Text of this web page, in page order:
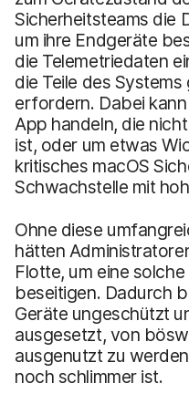
Sicherheitsteams die
um ihre Endgeräte
die Telemetriedaten
die Teile des
erfordern. Dabei
App handeln, die
ist, oder um etwas
kritisches macOS
Schwachstelle mit
Ohne diese
hätten
Flotte, um eine
beseitigen. Dadurch
Geräte ungeschützt
ausgesetzt, von
ausgenutzt zu
noch schlimmer ist.